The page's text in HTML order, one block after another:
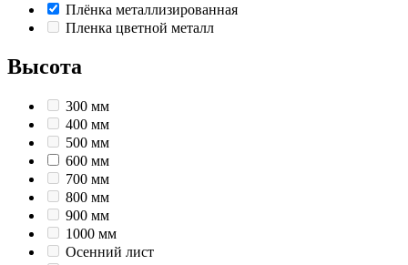
Плёнка металлизированная
Пленка цветной металл
Высота
300 мм
400 мм
500 мм
600 мм
700 мм
800 мм
900 мм
1000 мм
Осенний лист